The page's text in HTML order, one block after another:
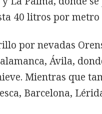
40 litros por metro
por nevadas
Ávila,
Mientras que
Barcelona,